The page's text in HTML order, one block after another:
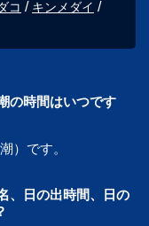
コ
キンメダイ
の時間はいつです
）です。
、日の出時間、日の